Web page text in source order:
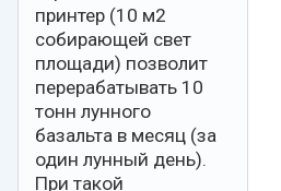
принтер (10 м2
собирающей свет
площади) позволит
перерабатывать 10
тонн лунного
базальта в месяц (за
один лунный день).
При такой